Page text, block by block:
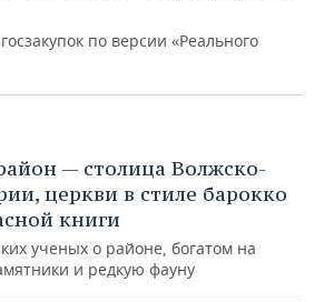
по версии «Реального
— столица Волжско-
церкви в стиле барокко
книги
ученых о районе, богатом на
и редкую фауну